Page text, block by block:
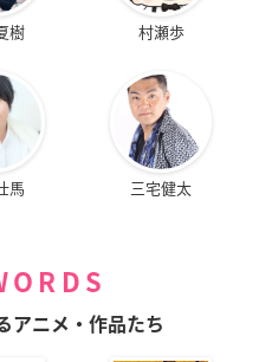
樹 村瀬歩
馬 三宅健太
アニメ・作品たち